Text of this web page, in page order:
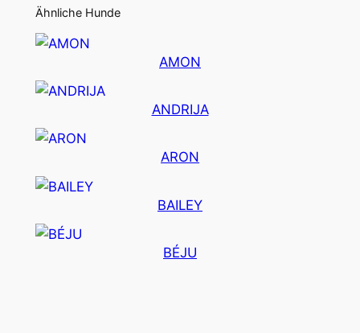
Ähnliche Hunde
AMON
ANDRIJA
ARON
BAILEY
BÉJU